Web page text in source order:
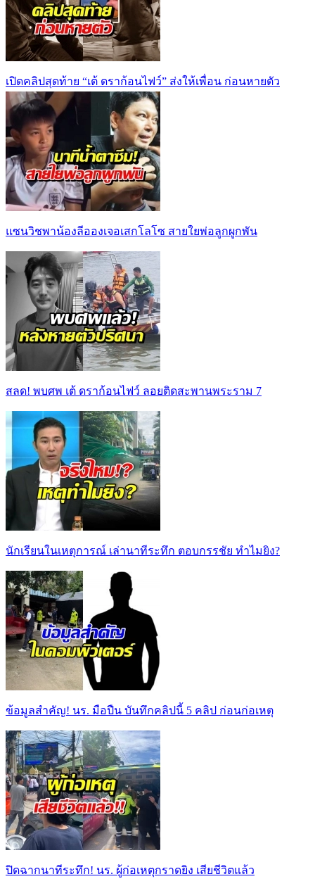
เปิดคลิปสุดท้าย “เต้ ดราก้อนไฟว์” ส่งให้เพื่อน ก่อนหายตัว
แซนวิชพาน้องลีอองเจอเสกโลโซ สายใยพ่อลูกผูกพัน
สลด! พบศพ เต้ ดราก้อนไฟว์ ลอยติดสะพานพระราม 7
นักเรียนในเหตุการณ์ เล่านาทีระทึก ตอบกรรชัย ทำไมยิง?
ข้อมูลสำคัญ! นร. มือปืน บันทึกคลิปนี้ 5 คลิป ก่อนก่อเหตุ
ปิดฉากนาทีระทึก! นร. ผู้ก่อเหตุกราดยิง เสียชีวิตแล้ว